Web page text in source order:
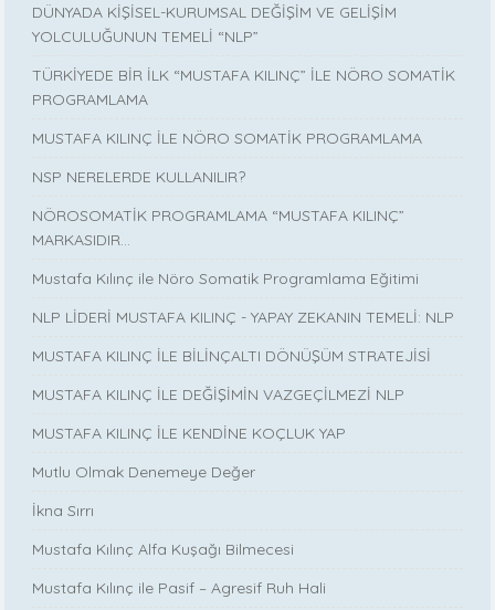
DÜNYADA KİŞİSEL-KURUMSAL DEĞİŞİM VE GELİŞİM
YOLCULUĞUNUN TEMELİ “NLP”
TÜRKİYEDE BİR İLK “MUSTAFA KILINÇ” İLE NÖRO SOMATİK
PROGRAMLAMA
MUSTAFA KILINÇ İLE NÖRO SOMATİK PROGRAMLAMA
NSP NERELERDE KULLANILIR?
NÖROSOMATİK PROGRAMLAMA “MUSTAFA KILINÇ”
MARKASIDIR…
Mustafa Kılınç ile Nöro Somatik Programlama Eğitimi
NLP LİDERİ MUSTAFA KILINÇ - YAPAY ZEKANIN TEMELİ: NLP
MUSTAFA KILINÇ İLE BİLİNÇALTI DÖNÜŞÜM STRATEJİSİ
MUSTAFA KILINÇ İLE DEĞİŞİMİN VAZGEÇİLMEZİ NLP
MUSTAFA KILINÇ İLE KENDİNE KOÇLUK YAP
Mutlu Olmak Denemeye Değer
İkna Sırrı
Mustafa Kılınç Alfa Kuşağı Bilmecesi
Mustafa Kılınç ile Pasif – Agresif Ruh Hali